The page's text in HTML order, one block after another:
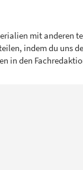
mit anderen
indem du uns
in den